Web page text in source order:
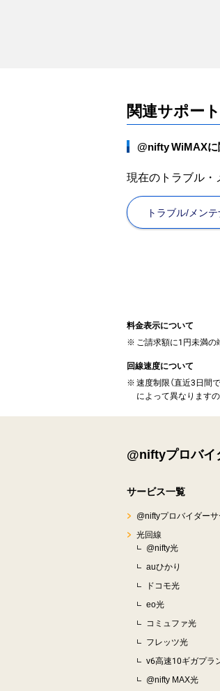
関連サポー
@nifty WiMAX
現在のトラブル・
トラブル/メン
料金表示について
※ ご請求額に1円未満
回線速度について
※速度制限（直近3日間
によって異なります
@niftyプロバイ
サービス一覧
@niftyプロバイダー
光回線
@nifty光
auひかり
ドコモ光
eo光
コミュファ光
フレッツ光
v6高速10ギガプラ
@nifty MAX光